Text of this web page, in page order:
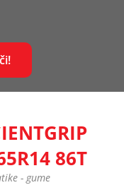
86T
- gume